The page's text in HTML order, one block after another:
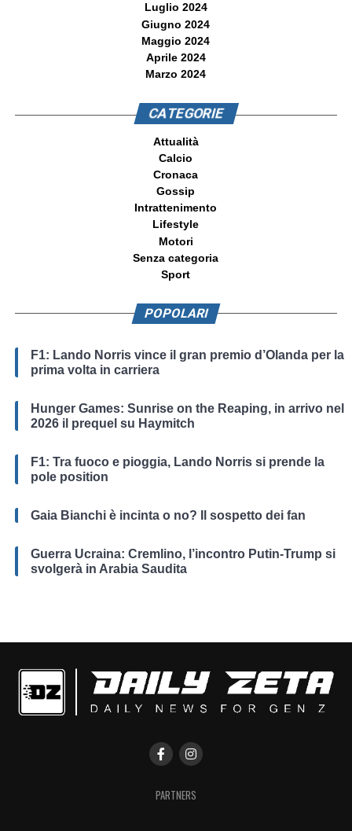
Luglio 2024
Giugno 2024
Maggio 2024
Aprile 2024
Marzo 2024
CATEGORIE
Attualità
Calcio
Cronaca
Gossip
Intrattenimento
Lifestyle
Motori
Senza categoria
Sport
POPOLARI
F1: Lando Norris vince il gran premio d’Olanda per la
prima volta in carriera
Hunger Games: Sunrise on the Reaping, in arrivo nel
2026 il prequel su Haymitch
F1: Tra fuoco e pioggia, Lando Norris si prende la
pole position
Gaia Bianchi è incinta o no? Il sospetto dei fan
Guerra Ucraina: Cremlino, l’incontro Putin-Trump si
svolgerà in Arabia Saudita
PARTNERS